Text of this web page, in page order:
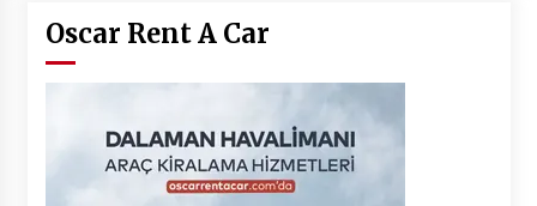
Oscar Rent A Car